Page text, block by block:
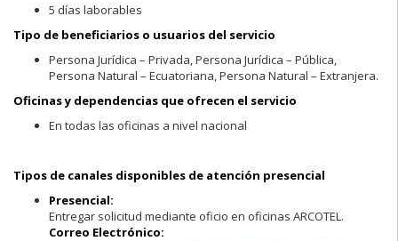
5 días laborables
Tipo de beneficiarios o usuarios del servicio
Persona Jurídica – Privada, Persona Jurídica – Pública,
Persona Natural – Ecuatoriana, Persona Natural – Extranjera.
Oficinas y dependencias que ofrecen el servicio
En todas las oficinas a nivel nacional
Tipos de canales disponibles de atención presencial
Presencial:
Entregar solicitud mediante oficio en oficinas ARCOTEL.
Correo Electrónico: